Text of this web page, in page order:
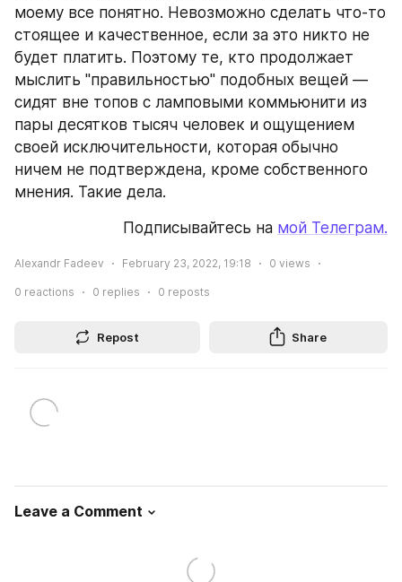
моему все понятно. Невозможно сделать что-то
стоящее и качественное, если за это никто не
будет платить. Поэтому те, кто продолжает
мыслить "правильностью" подобных вещей —
сидят вне топов с ламповыми коммьюнити из
пары десятков тысяч человек и ощущением
своей исключительности, которая обычно
ничем не подтверждена, кроме собственного
мнения. Такие дела.
Подписывайтесь на мой Телеграм.
Alexandr Fadeev February 23, 2022, 19:18 0 views
0 reactions 0 replies 0 reposts
Repost Share
Leave a Comment